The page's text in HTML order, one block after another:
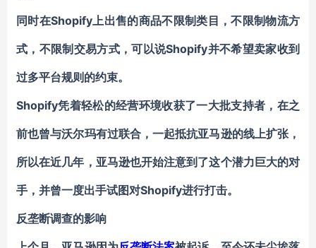
同时在Shopify上出售的商品不限制类目，不限制物流方
式，不限制交易方式，可以说Shopify并不希望卖家收到
过多平台规则的约束。
Shopify凭着轻松的经营环境收获了一大批支持者，在之
前也曾与沃尔玛有过联合，一起抵抗亚马逊的线上扩张，
所以在近几年，亚马逊也开始注意到了这个潜力巨大的对
手，并曾一度出手试图对Shopify进行打击。
反垄断调查的影响